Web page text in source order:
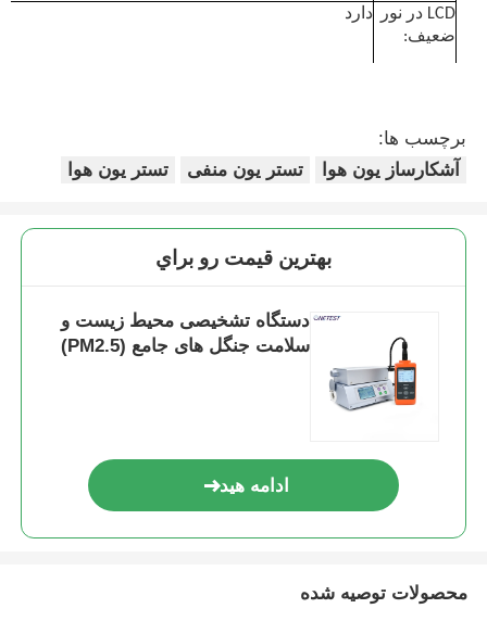
آشکارساز رادون
آشکارساز PM2.5
سنسور ماده ذرات
دستگاه نظارت بر کیفیت هوا
آشکارساز اوزون
LCD در نور
ضعیف:
دارد
اندازه گیری
متوسط:
برچسب ها:
آشکارساز یون هوا
تستر یون منفی تستر یون هوا
بهترين قيمت رو براي
دستگاه تشخیصی محیط زیست و
سلامت جنگل های جامع (PM2.5)
ادامه هید
محصولات توصیه شده